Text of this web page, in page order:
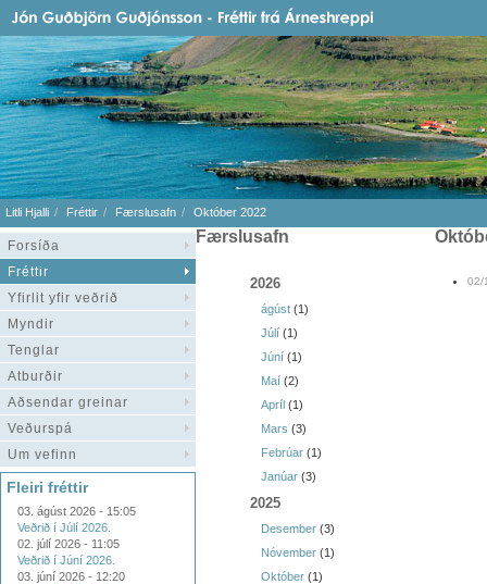
Litli Hjalli Fréttir Færslusafn Október 2022
Forsíða
Fréttir
Yfirlit yfir veðrið
Myndir
Tenglar
Atburðir
Aðsendar greinar
Veðurspá
Um vefinn
Fleiri fréttir
03. ágúst 2026 - 15:05
Veðrið í Júlí 2026.
02. júlí 2026 - 11:05
Veðrið í Júní 2026.
03. júní 2026 - 12:20
Færslusafn
2026
ágúst (1)
Júlí (1)
Júní (1)
Maí (2)
Apríl (1)
Mars (3)
Febrúar (1)
Janúar (3)
2025
Desember (3)
Nóvember (1)
Október (1)
02/